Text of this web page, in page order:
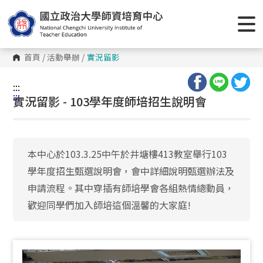
到
主
要
內
容
區 首頁 /活動舉辦 / 實況留影
:::
:::
實況留影 - 103學年度師培招生說明會
本中心於103.3.25中午於井塘樓413教室舉行103
學年度招生甄選說明會，會中詳細說明甄選辦法及
申請流程。其中穿插有師培學會各組熱情總動員，
歡迎同學們加入師培這個溫馨的大家庭!